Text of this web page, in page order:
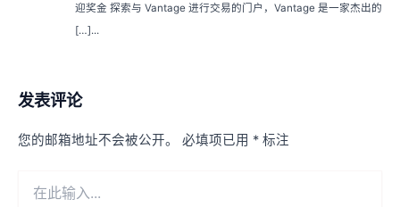
迎奖金 探索与 Vantage 进行交易的门户，Vantage 是一家杰出的
[…]...
发表评论
您的邮箱地址不会被公开。 必填项已用 * 标注